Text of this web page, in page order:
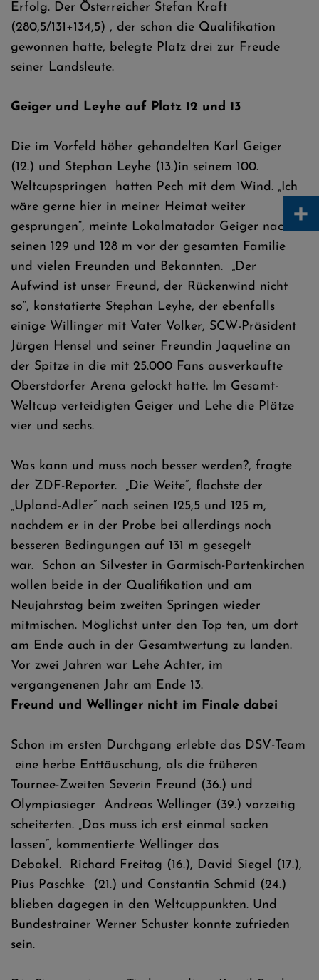
Erfolg. Der Österreicher Stefan Kraft
(280,5/131+134,5) , der schon die Qualifikation
gewonnen hatte, belegte Platz drei zur Freude
seiner Landsleute.
Geiger und Leyhe auf Platz 12 und 13
Die im Vorfeld höher gehandelten Karl Geiger
(12.) und Stephan Leyhe (13.)in seinem 100.
Weltcupspringen hatten Pech mit dem Wind. „Ich
wäre gerne hier in meiner Heimat weiter
gesprungen“, meinte Lokalmatador Geiger nach
seinen 129 und 128 m vor der gesamten Familie
und vielen Freunden und Bekannten. „Der
Aufwind ist unser Freund, der Rückenwind nicht
so“, konstatierte Stephan Leyhe, der ebenfalls
einige Willinger mit Vater Volker, SCW-Präsident
Jürgen Hensel und seiner Freundin Jaqueline an
der Spitze in die mit 25.000 Fans ausverkaufte
Oberstdorfer Arena gelockt hatte. Im Gesamt-
Weltcup verteidigten Geiger und Lehe die Plätze
vier und sechs.
Was kann und muss noch besser werden?, fragte
der ZDF-Reporter. „Die Weite“, flachste der
„Upland-Adler“ nach seinen 125,5 und 125 m,
nachdem er in der Probe bei allerdings noch
besseren Bedingungen auf 131 m gesegelt
war. Schon an Silvester in Garmisch-Partenkirchen
wollen beide in der Qualifikation und am
Neujahrstag beim zweiten Springen wieder
mitmischen. Möglichst unter den Top ten, um dort
am Ende auch in der Gesamtwertung zu landen.
Vor zwei Jahren war Lehe Achter, im
vergangenenen Jahr am Ende 13.
Freund und Wellinger nicht im Finale dabei
Schon im ersten Durchgang erlebte das DSV-Team
eine herbe Enttäuschung, als die früheren
Tournee-Zweiten Severin Freund (36.) und
Olympiasieger Andreas Wellinger (39.) vorzeitig
scheiterten. „Das muss ich erst einmal sacken
lassen“, kommentierte Wellinger das
Debakel. Richard Freitag (16.), David Siegel (17.),
Pius Paschke (21.) und Constantin Schmid (24.)
blieben dagegen in den Weltcuppunkten. Und
Bundestrainer Werner Schuster konnte zufrieden
sein.
+